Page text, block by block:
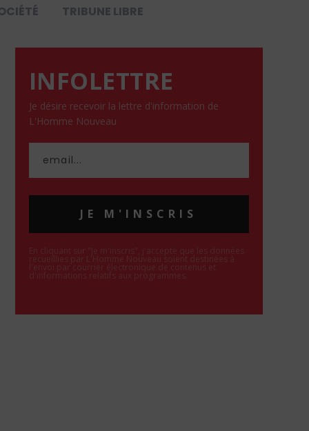
TRIBUNE LIBRE
INFOLETTRE
Je désire recevoir la lettre d'information de
L'Homme Nouveau
JE M'INSCRIS
En cliquant sur "Je m'inscris", j'accepte que les données
recueillies par L'Homme Nouveau soient destinées à
l'envoi par courrier électronique de contenus et
d'informations relatifs aux programmes.